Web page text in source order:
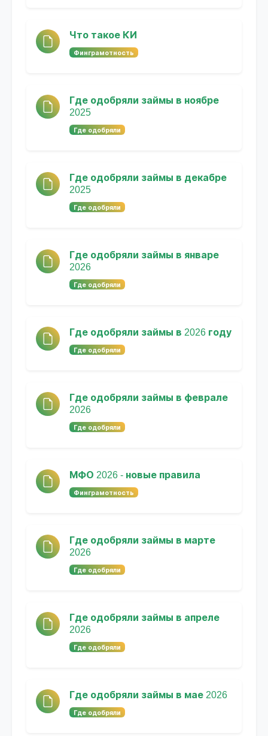
Что такое КИ
Финграмотность
Где одобряли займы в ноябре
2025
Где одобряли
Где одобряли займы в декабре
2025
Где одобряли
Где одобряли займы в январе
2026
Где одобряли
Где одобряли займы в 2026 году
Где одобряли
Где одобряли займы в феврале
2026
Где одобряли
МФО 2026 - новые правила
Финграмотность
Где одобряли займы в марте
2026
Где одобряли
Где одобряли займы в апреле
2026
Где одобряли
Где одобряли займы в мае 2026
Где одобряли